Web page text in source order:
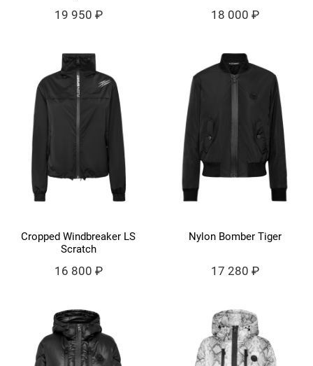
19 950 ₽ 18 000 ₽
Cropped Windbreaker LS
Scratch
16 800 ₽
Nylon Bomber Tiger
17 280 ₽